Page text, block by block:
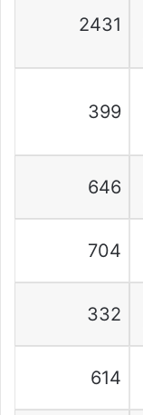
2431
399
646
704
332
614